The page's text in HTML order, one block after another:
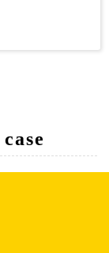
育、感恩教
学员一千多
服苦难的精
够及时掌控。
验到一个有意
摄影，在内
优良，作风
客户需求量
拓展培，亲